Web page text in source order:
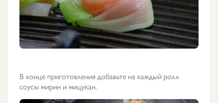
В конце приготовления добавьте на каждый ролл
соусы мирин и мицукан.